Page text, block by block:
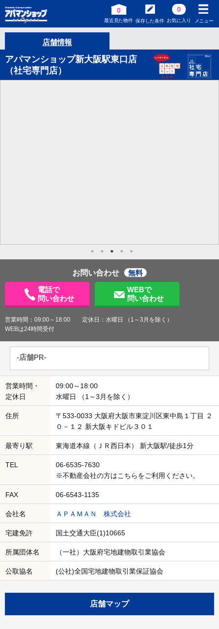
0
最近見た物件 保存した条件
0
お気に入り メニュー
店舗情報
アパマンショップ新大阪駅東口店
（社宅専門店）
お問い合わせ
無料
電話で
問い合わせ
WEBで
問い合わせ
営業時間：09:00～18:00 定休日：水曜日 （1～3月を除く）
WEBは24時間受付
-店舗PR-
営業時間・
定休日
09:00～18:00
水曜日 （1～3月を除く）
住所
〒533-0033 大阪府大阪市東淀川区東中島１丁目 ２
０－１２ 新大阪キドビル３０１
最寄り駅 東海道本線（ＪＲ西日本） 新大阪駅/徒歩1分
TEL
06-6535-7630
※不動産会社の方はこちらをご利用ください。
FAX 06-6543-1135
会社名 ＡＰＡＭＡＮ 株式会社
宅建免許 国土交通大臣(1)10665
所属団体名 （一社）大阪府宅地建物取引業協会
公取協名 (公社)全国宅地建物取引業保証協会
店舗マップ